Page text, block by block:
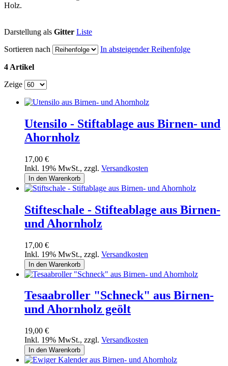
Holz.
Darstellung als Gitter Liste
Sortieren nach
In absteigender Reihenfolge
4 Artikel
Zeige
Utensilo - Stiftablage aus Birnen- und
Ahornholz
17,00 €
Inkl. 19% MwSt., zzgl. Versandkosten
In den Warenkorb
Stifteschale - Stifteablage aus Birnen-
und Ahornholz
17,00 €
Inkl. 19% MwSt., zzgl. Versandkosten
In den Warenkorb
Tesaabroller "Schneck" aus Birnen-
und Ahornholz geölt
19,00 €
Inkl. 19% MwSt., zzgl. Versandkosten
In den Warenkorb